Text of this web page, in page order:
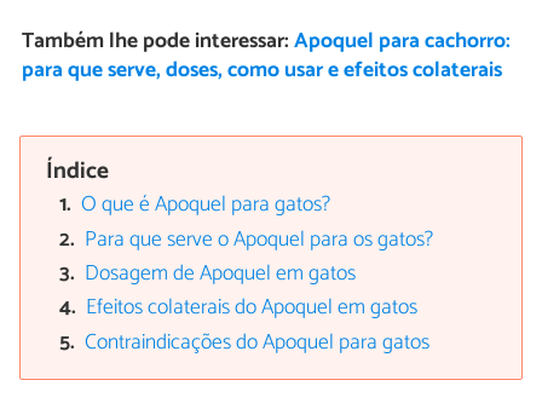
Também lhe pode interessar:Apoquel para cachorro:
para que serve, doses, como usar e efeitos colaterais
Índice
O que é Apoquel para gatos?
Para que serve o Apoquel para os gatos?
Dosagem de Apoquel em gatos
Efeitos colaterais do Apoquel em gatos
Contraindicações do Apoquel para gatos